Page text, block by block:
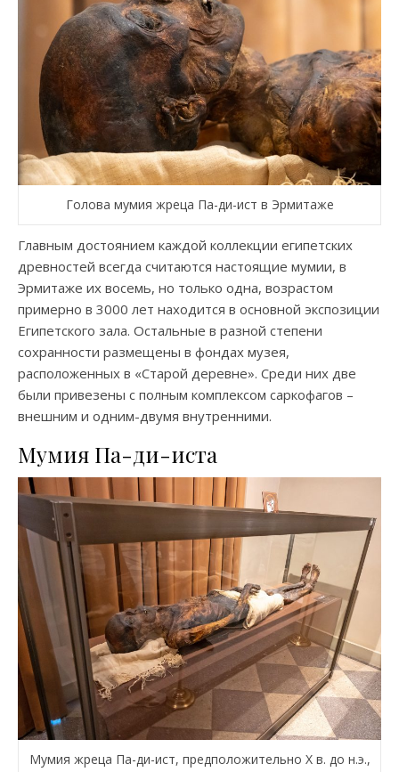
Голова мумия жреца Па-ди-ист в Эрмитаже
Главным достоянием каждой коллекции египетских
древностей всегда считаются настоящие мумии, в
Эрмитаже их восемь, но только одна, возрастом
примерно в 3000 лет находится в основной экспозиции
Египетского зала. Остальные в разной степени
сохранности размещены в фондах музея,
расположенных в «Старой деревне». Среди них две
были привезены с полным комплексом саркофагов –
внешним и одним-двумя внутренними.
Мумия Па-ди-иста
Мумия жреца Па-ди-ист, предположительно Х в. до н.э.,